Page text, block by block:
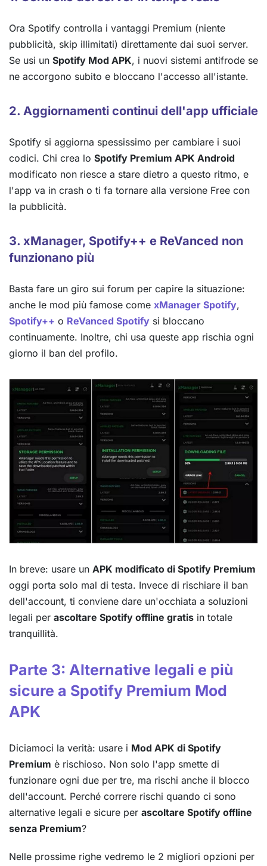
Ora Spotify controlla i vantaggi Premium (niente
pubblicità, skip illimitati) direttamente dai suoi server.
Se usi un Spotify Mod APK, i nuovi sistemi antifrode se
ne accorgono subito e bloccano l'accesso all'istante.
2. Aggiornamenti continui dell'app ufficiale
Spotify si aggiorna spessissimo per cambiare i suoi
codici. Chi crea lo Spotify Premium APK Android
modificato non riesce a stare dietro a questo ritmo, e
l'app va in crash o ti fa tornare alla versione Free con
la pubblicità.
3. xManager, Spotify++ e ReVanced non
funzionano più
Basta fare un giro sui forum per capire la situazione:
anche le mod più famose come xManager Spotify,
Spotify++ o ReVanced Spotify si bloccano
continuamente. Inoltre, chi usa queste app rischia ogni
giorno il ban del profilo.
In breve: usare un APK modificato di Spotify Premium
oggi porta solo mal di testa. Invece di rischiare il ban
dell'account, ti conviene dare un'occhiata a soluzioni
legali per ascoltare Spotify offline gratis in totale
tranquillità.
Parte 3: Alternative legali e più
sicure a Spotify Premium Mod
APK
Diciamoci la verità: usare i Mod APK di Spotify
Premium è rischioso. Non solo l'app smette di
funzionare ogni due per tre, ma rischi anche il blocco
dell'account. Perché correre rischi quando ci sono
alternative legali e sicure per ascoltare Spotify offline
senza Premium?
Nelle prossime righe vedremo le 2 migliori opzioni per